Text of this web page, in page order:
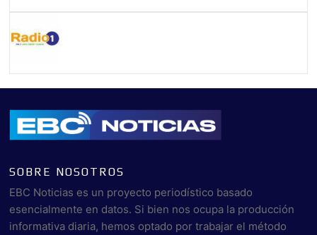
SOBRE NOSOTROS
EBC Noticias es un proyecto periodístico basado
esencialmente en datos. Si bien nos ocupa la producción
informativa diaria, hemos optado por trabajar el método